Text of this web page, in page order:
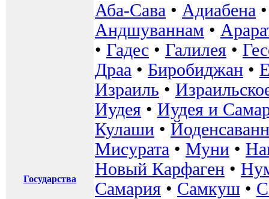
Государства
Аба-Сава • Адиабена
Андшуваннам •
• Гадес • Галилея •
Драа • Биробиджан •
Израиль •
Иудея • Иудея и
Кулаши •
Мисурата • Муни •
Новый Карфаген •
Самария • Самкуш •